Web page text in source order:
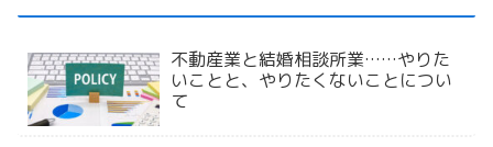
不動産業と結婚相談所業……やりた
いことと、やりたくないことについ
て